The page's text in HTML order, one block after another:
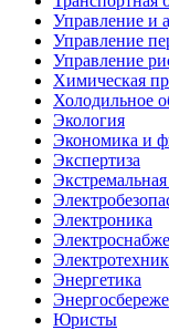
Управление и
Управление
Управление
Химическая
Холодильное
Экология
Экономика и
Экспертиза
Электроника
Энергетика
Юристы